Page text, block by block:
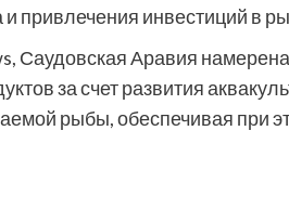
привлечения инвестиций в
Саудовская Аравия
за счет развития
рыбы, обеспечивая при